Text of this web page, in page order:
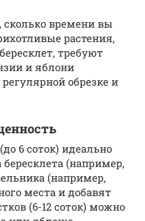
сколько времени вы
растения,
требуют
и яблони
обрезке и
6 соток) идеально
(например,
(например,
места и добавят
(6-12 соток) можно